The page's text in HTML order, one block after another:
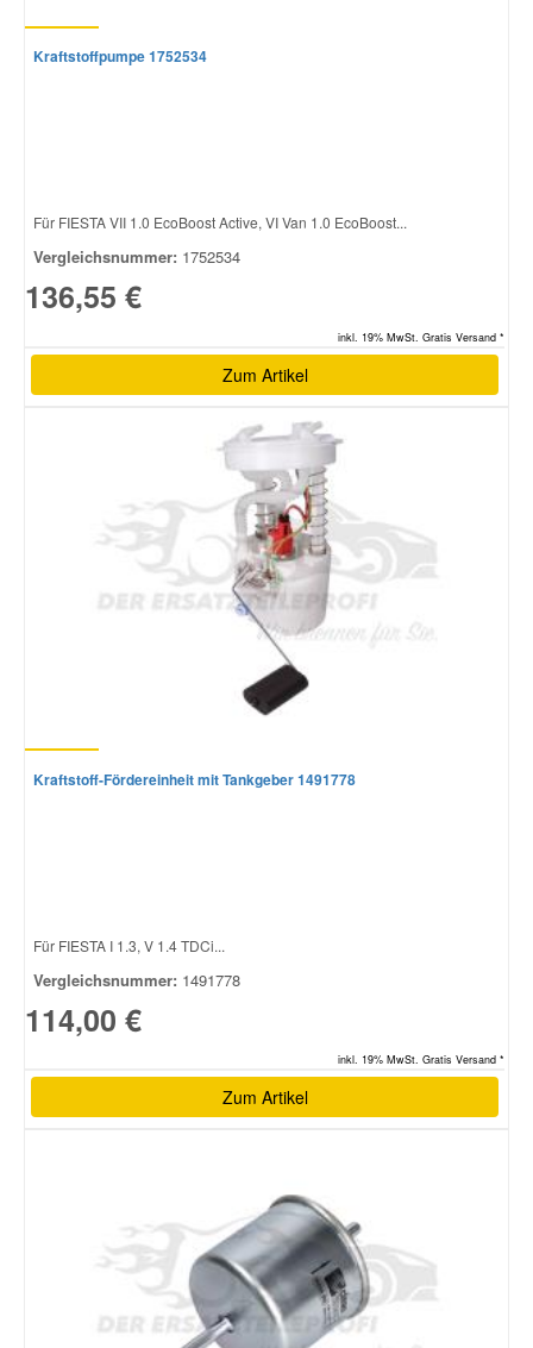
Kraftstoffpumpe 1752534
Für FIESTA VII 1.0 EcoBoost Active, VI Van 1.0 EcoBoost...
Vergleichsnummer: 1752534
136,55 €
inkl. 19% MwSt. Gratis Versand *
Zum Artikel
Kraftstoff-Fördereinheit mit Tankgeber 1491778
Für FIESTA I 1.3, V 1.4 TDCi...
Vergleichsnummer: 1491778
114,00 €
inkl. 19% MwSt. Gratis Versand *
Zum Artikel